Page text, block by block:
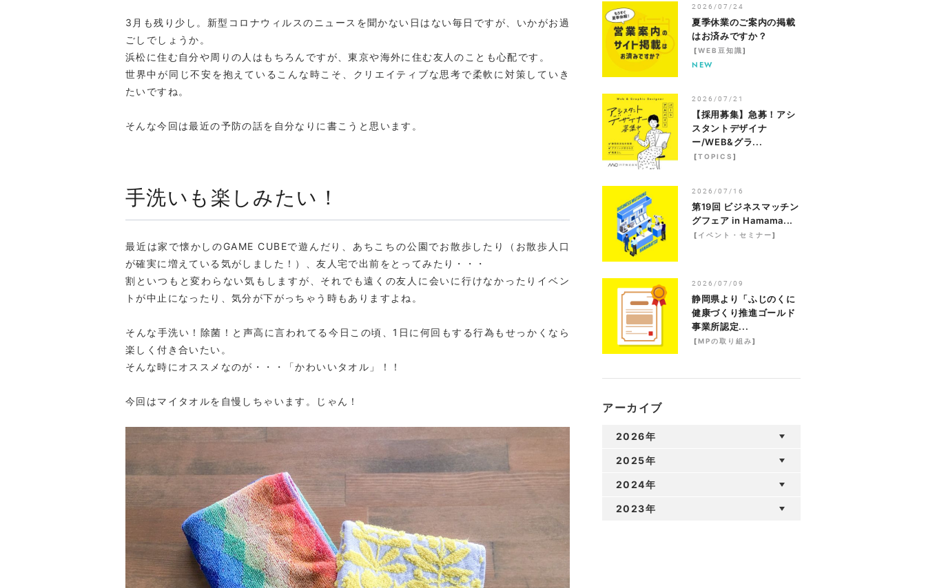
3月も残り少し。新型コロナウィルスのニュースを聞かない日はない毎日ですが、いかがお過
ごしでしょうか。
浜松に住む自分や周りの人はもちろんですが、東京や海外に住む友人のことも心配です。
世界中が同じ不安を抱えているこんな時こそ、クリエイティブな思考で柔軟に対策していき
たいですね。
そんな今回は最近の予防の話を自分なりに書こうと思います。
手洗いも楽しみたい！
最近は家で懐かしのGAME CUBEで遊んだり、あちこちの公園でお散歩したり（お散歩人口
が確実に増えている気がしました！）、友人宅で出前をとってみたり・・・
割といつもと変わらない気もしますが、それでも遠くの友人に会いに行けなかったりイベン
トが中止になったり、気分が下がっちゃう時もありますよね。
そんな手洗い！除菌！と声高に言われてる今日この頃、1日に何回もする行為もせっかくなら
楽しく付き合いたい。
そんな時にオススメなのが・・・「かわいいタオル」！！
今回はマイタオルを自慢しちゃいます。じゃん！
2026/07/24
夏季休業のご案内の掲載
はお済みですか？
[WEB豆知識]
NEW
2026/07/21
【採用募集】急募！アシ
スタントデザイナ
ー/WEB&グラ...
[TOPICS ]
2026/07/16
第19回 ビジネスマッチン
グフェア in Hamama...
[ イベント・セミナー]
2026/07/09
静岡県より「ふじのくに
健康づくり推進ゴールド
事業所認定...
[MPの取り組み]
アーカイブ
2026年
2025年
2024年
2023年